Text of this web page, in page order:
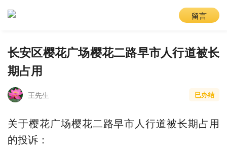
留言
长安区樱花广场樱花二路早市人行道被长
期占用
王先生 已办结
关于樱花广场樱花二路早市人行道被长期占用
的投诉：